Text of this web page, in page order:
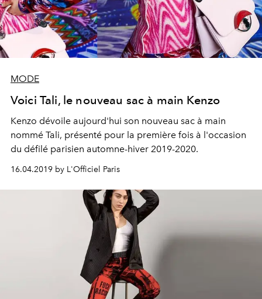
MODE
Voici Tali, le nouveau sac à main Kenzo
Kenzo dévoile aujourd'hui son nouveau sac à main
nommé Tali, présenté pour la première fois à l'occasion
du défilé parisien automne-hiver 2019-2020.
16.04.2019 by L'Officiel Paris